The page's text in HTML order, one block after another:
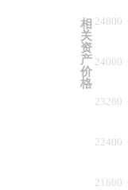
21600
22400
23200
24000
24800
相
关
资
产
价
格